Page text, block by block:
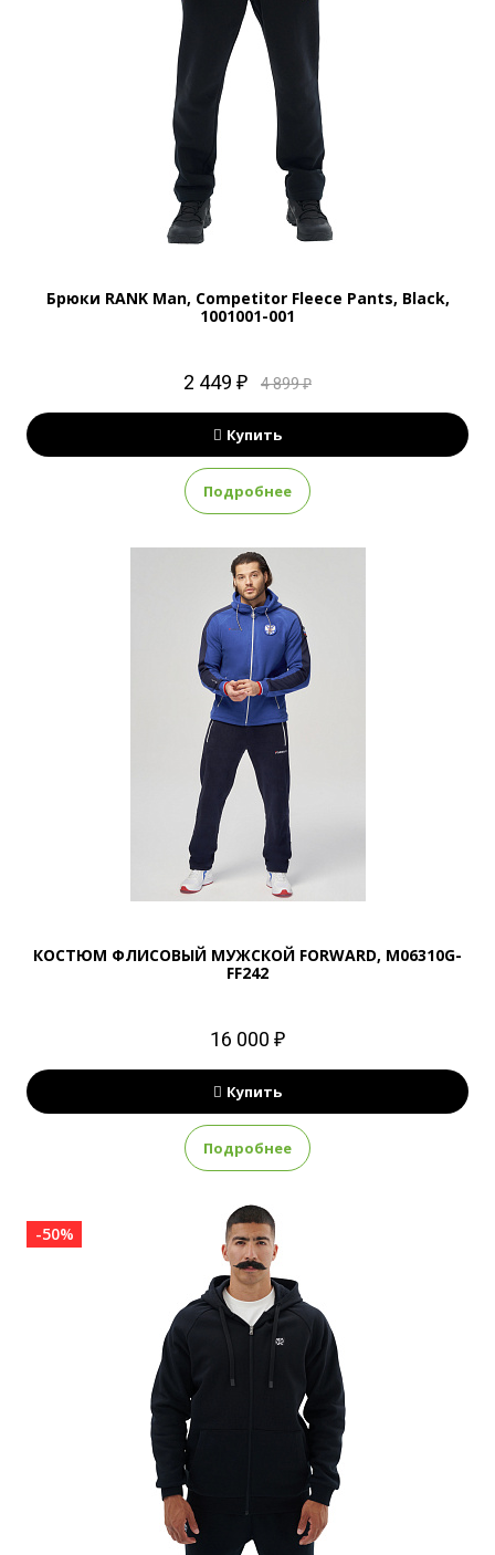
Брюки RANK Man, Competitor Fleece Pants, Black,
1001001-001
2 449 ₽ 4 899 ₽
Купить
Подробнее
КОСТЮМ ФЛИСОВЫЙ МУЖСКОЙ FORWARD, M06310G-
FF242
16 000 ₽
Купить
Подробнее
-50%